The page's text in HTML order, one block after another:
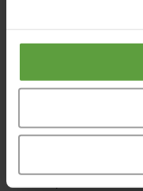
1 000,00 kr